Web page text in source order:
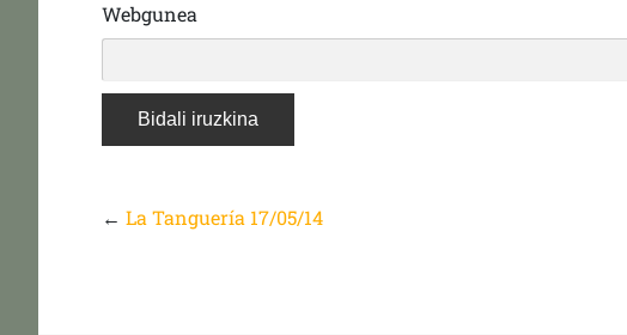
Webgunea
←La Tanguería 17/05/14